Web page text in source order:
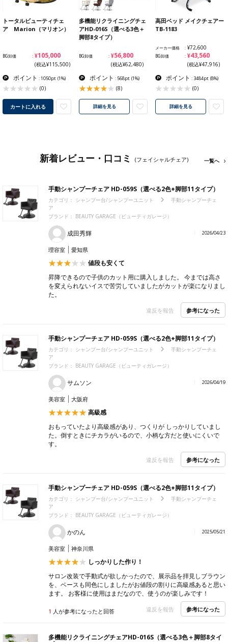
トータルビューティチェ
ア Marion（マリオン）
BG卸価 ¥105,000
(税込¥115,500)
ポイント : 1050pt (1%)
(0)
カートに入れる
多機能リクライニングチェ
アHD-016S（選べる3色＋
脚部8タイプ）
BG卸価 ¥56,800
(税込¥62,480)
ポイント : 568pt (1%)
(8)
詳細を見る
高田ベッド メイクチェアー
TB-1183
メーカー価格 ¥72,600
BG卸価 ¥43,560
(税込¥47,916)
ポイント : 3484pt (8%)
(0)
詳細を見る
新着レビュー・口コミ (フェイシャルチェア) 一覧へ
手動シャンプーチェア HD-059S（選べる2色+脚部11タイプ）
カテゴリ： シャンプー台/シャンプーユニット
手動シャンプーチェ
ア
ブランド： BEAUTY GARAGE（ビューティガレージ）
成田秀輝 2026/04/23
理容室 愛知県
値段も安くて
昇降できるので子供のカット用に購入しました。 今までは高さ
を変えられないイスで苦労していましたがカットが楽になりまし
た。
違反を報告 参考になった
手動シャンプーチェア HD-059S（選べる2色+脚部11タイプ）
カテゴリ： シャンプー台/シャンプーユニット
手動シャンプーチェ
ア
ブランド： BEAUTY GARAGE（ビューティガレージ）
サムソン 2026/04/19
美容室 大阪府
高級感
おもっていたより高級感があり、つくりが しっかりしていまし
た。倒すときにチカラがいるので、小柄な方だと使いにくいで
す。
違反を報告 参考になった
手動シャンプーチェア HD-059S（選べる2色+脚部11タイプ）
カテゴリ： シャンプー台/シャンプーユニット
手動シャンプーチェ
ア
ブランド： BEAUTY GARAGE（ビューティガレージ）
かのん 2025/05/21
美容室 神奈川県
しっかりした作り！
サロン改装で手動式が欲しかったので、展示品を拝見しブラウン
を、ベースも同色にしましたがお値段の割りに高級感あると思い
ます。 お客様に使用はまだなので、使うのが楽しみです！
1 人が参考になったと回答 違反を報告 参考になった
多機能リクライニングチェアHD-016S（選べる3色＋脚部8タイ